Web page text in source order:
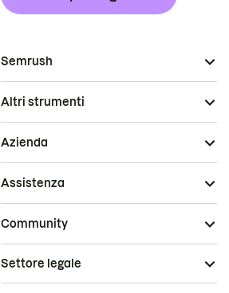
Semrush
Altri strumenti
Azienda
Assistenza
Community
Settore legale